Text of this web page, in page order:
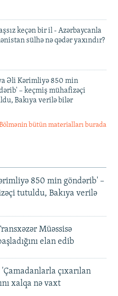
keçən bir il - Azərbaycanla
sülhə nə qədər yaxındır?
Əli Kərimliyə 850 min
– keçmiş mühafizəçi
Bakıya verilə bilər
bütün materialları burada
850 min göndərib' –
tutuldu, Bakıya verilə
Müəssisə
elan edib
çıxarılan
xalqa nə vaxt